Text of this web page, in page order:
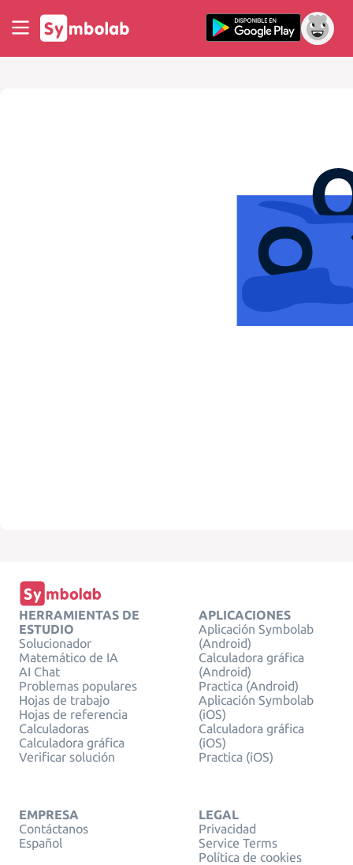
HERRAMIENTAS DE
ESTUDIO
Solucionador
Matemático de IA
AI Chat
Problemas populares
Hojas de trabajo
Hojas de referencia
Calculadoras
Calculadora gráfica
Verificar solución
APLICACIONES
Aplicación Symbolab
(Android)
Calculadora gráfica
(Android)
Practica (Android)
Aplicación Symbolab
(iOS)
Calculadora gráfica
(iOS)
Practica (iOS)
EMPRESA
Contáctanos
Español
LEGAL
Privacidad
Service Terms
Política de cookies